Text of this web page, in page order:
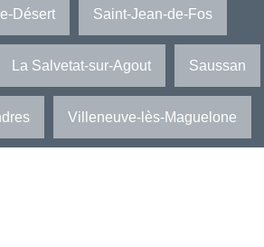
Désert Saint-Jean-de-Fos
La Salvetat-sur-Agout Saussan
Villeneuve-lès-Maguelone